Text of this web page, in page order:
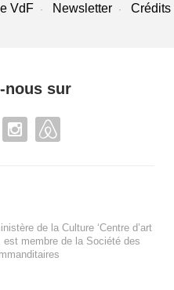
VdF Newsletter Crédits
nous sur
de la Culture ‘Centre d’art
est membre de la Société des